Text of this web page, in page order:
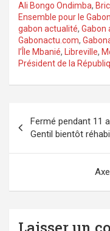
Ali Bongo Ondimba,
Ensemble pour le Gabon
gabon actualité, Gabon
Gabonactu.com,
l’Île Mbanié, Libreville,
Président de la
de
l’article
Fermé pendant 11
Gentil bientôt